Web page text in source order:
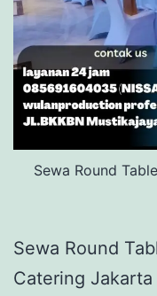
Sewa Round
Sewa Round
Catering Jakarta